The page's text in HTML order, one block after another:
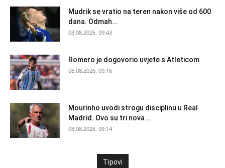
Mudrik se vratio na teren nakon više od 600
dana. Odmah...
08.08.2026. 09:43
Romero je dogovorio uvjete s Atleticom
08.08.2026. 09:16
Mourinho uvodi strogu disciplinu u Real
Madrid. Ovo su tri nova...
08.08.2026. 09:14
Tipovi